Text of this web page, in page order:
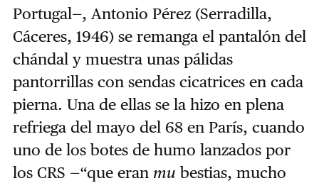
Portugal—, Antonio Pérez (Serradilla,
Cáceres, 1946) se remanga el pantalón del
chándal y muestra unas pálidas
pantorrillas con sendas cicatrices en cada
pierna. Una de ellas se la hizo en plena
refriega del mayo del 68 en París, cuando
uno de los botes de humo lanzados por
los CRS —“que eran mu bestias, mucho